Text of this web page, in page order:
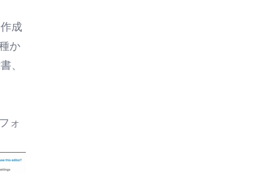
成
か
、
ォ